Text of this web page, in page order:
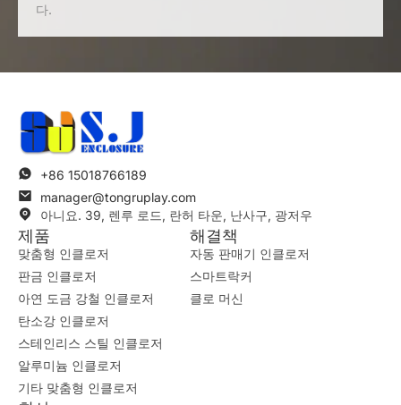
다.
+86 15018766189
manager@tongruplay.com
아니요. 39, 렌루 로드, 란허 타운, 난사구, 광저우
제품
맞춤형 인클로저
판금 인클로저
아연 도금 강철 인클로저
탄소강 인클로저
스테인리스 스틸 인클로저
알루미늄 인클로저
기타 맞춤형 인클로저
해결책
자동 판매기 인클로저
스마트락커
클로 머신